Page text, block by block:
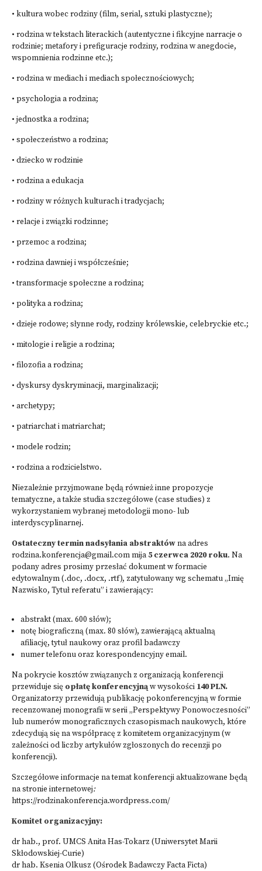
• kultura wobec rodziny (film, serial, sztuki plastyczne);
• rodzina w tekstach literackich (autentyczne i fikcyjne narracje o
rodzinie; metafory i prefiguracje rodziny, rodzina w anegdocie,
wspomnienia rodzinne etc.);
• rodzina w mediach i mediach społecznościowych;
• psychologia a rodzina;
• jednostka a rodzina;
• społeczeństwo a rodzina;
• dziecko w rodzinie
• rodzina a edukacja
• rodziny w różnych kulturach i tradycjach;
• relacje i związki rodzinne;
• przemoc a rodzina;
• rodzina dawniej i współcześnie;
• transformacje społeczne a rodzina;
• polityka a rodzina;
• dzieje rodowe; słynne rody, rodziny królewskie, celebryckie etc.;
• mitologie i religie a rodzina;
• filozofia a rodzina;
• dyskursy dyskryminacji, marginalizacji;
• archetypy;
• patriarchat i matriarchat;
• modele rodzin;
• rodzina a rodzicielstwo.
Niezależnie przyjmowane będą również inne propozycje
tematyczne, a także studia szczegółowe (case studies) z
wykorzystaniem wybranej metodologii mono- lub
interdyscyplinarnej.
Ostateczny termin nadsyłania abstraktówna adres
rodzina.konferencja@gmail.commija 5 czerwca 2020 roku. Na
podany adres prosimy przesłać dokument w formacie
edytowalnym (.doc, .docx, .rtf), zatytułowany wg schematu „Imię
Nazwisko, Tytuł referatu” i zawierający:
abstrakt (max. 600 słów);
notę biograficzną (max. 80 słów), zawierającą aktualną
afiliację, tytuł naukowy oraz profil badawczy
numer telefonu oraz korespondencyjny email.
Na pokrycie kosztów związanych z organizacją konferencji
przewiduje się opłatę konferencyjnąw wysokości 140 PLN.
Organizatorzy przewidują publikację pokonferencyjną w formie
recenzowanej monografii w serii „Perspektywy Ponowoczesności”
lub numerów monograficznych czasopismach naukowych, które
zdecydują się na współpracę z komitetem organizacyjnym (w
zależności od liczby artykułów zgłoszonych do recenzji po
konferencji).
Szczegółowe informacje na temat konferencji aktualizowane będą
na stronie internetowej:
https://rodzinakonferencja.wordpress.com/
Komitet organizacyjny:
dr hab., prof. UMCS Anita Has-Tokarz (Uniwersytet Marii
Skłodowskiej-Curie)
dr hab. Ksenia Olkusz (Ośrodek Badawczy Facta Ficta)